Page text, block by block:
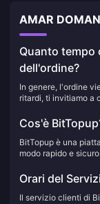
AMAR
Quanto tempo
dell'ordine?
In genere, l'ordine
ritardi, ti invitiamo a
Cos'è
BitTopup è una
modo rapido e sicuro.
Orari del
Il servizio clienti di